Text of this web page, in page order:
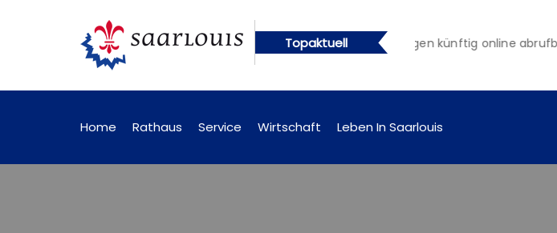
Topaktuell
künftig online abrufbar Öffentliche Bekanntmachungen künftig online abrufbar
Home Rathaus Service Wirtschaft Leben In Saarlouis